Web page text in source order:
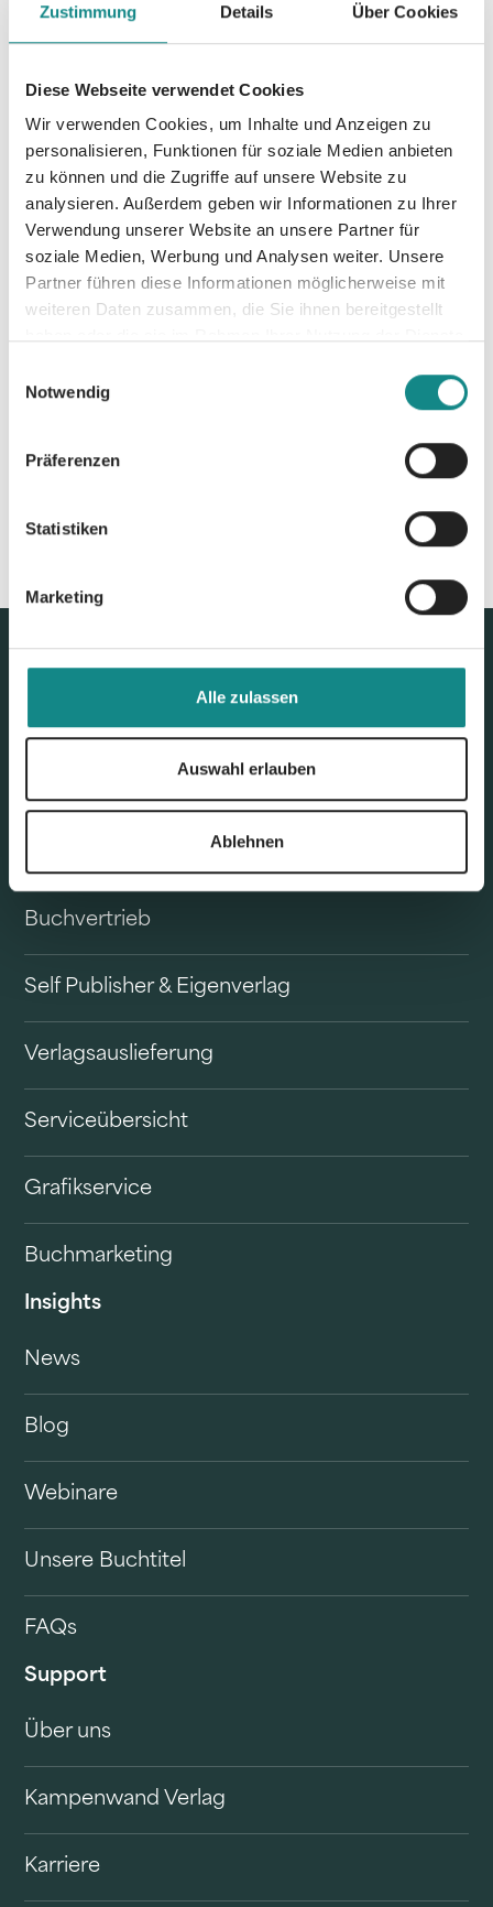
Zustimmung Details Über Cookies
Diese Webseite verwendet Cookies
Wir verwenden Cookies, um Inhalte und Anzeigen zu
personalisieren, Funktionen für soziale Medien anbieten
zu können und die Zugriffe auf unsere Website zu
analysieren. Außerdem geben wir Informationen zu Ihrer
Verwendung unserer Website an unsere Partner für
soziale Medien, Werbung und Analysen weiter. Unsere
Partner führen diese Informationen möglicherweise mit
weiteren Daten zusammen, die Sie ihnen bereitgestellt
Notwendig
Präferenzen
Statistiken
Marketing
Alle zulassen
Auswahl erlauben
Ablehnen
finden und aus der Mitte zu leben.
Informationen
PDF
Buchvertrieb
Self Publisher & Eigenverlag
Verlagsauslieferung
Serviceübersicht
Grafikservice
Buchmarketing
Insights
News
Blog
Webinare
Unsere Buchtitel
FAQs
Support
Über uns
Kampenwand Verlag
Karriere